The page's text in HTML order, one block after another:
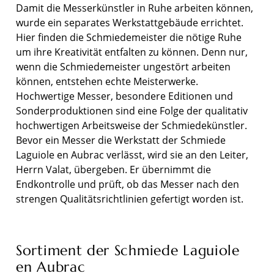
Damit die Messerkünstler in Ruhe arbeiten können,
wurde ein separates Werkstattgebäude errichtet.
Hier finden die Schmiedemeister die nötige Ruhe
um ihre Kreativität entfalten zu können. Denn nur,
wenn die Schmiedemeister ungestört arbeiten
können, entstehen echte Meisterwerke.
Hochwertige Messer, besondere Editionen und
Sonderproduktionen sind eine Folge der qualitativ
hochwertigen Arbeitsweise der Schmiedekünstler.
Bevor ein Messer die Werkstatt der Schmiede
Laguiole en Aubrac verlässt, wird sie an den Leiter,
Herrn Valat, übergeben. Er übernimmt die
Endkontrolle und prüft, ob das Messer nach den
strengen Qualitätsrichtlinien gefertigt worden ist.
Sortiment der Schmiede Laguiole
en Aubrac